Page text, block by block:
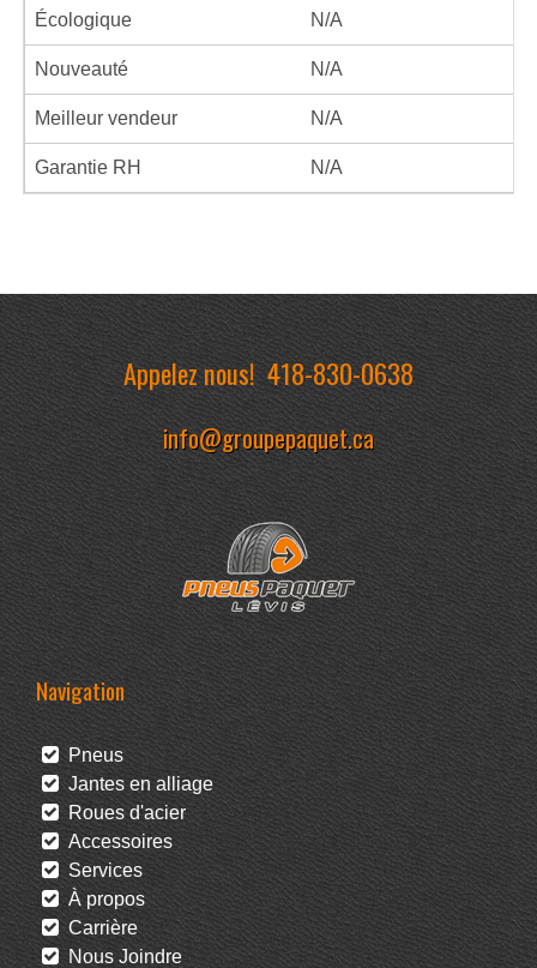
Écologique N/A
Nouveauté N/A
Meilleur vendeur N/A
Garantie RH N/A
Appelez nous!418-830-0638
info@groupepaquet.ca
Navigation
Pneus
Jantes en alliage
Roues d'acier
Accessoires
Services
À propos
Carrière
Nous Joindre